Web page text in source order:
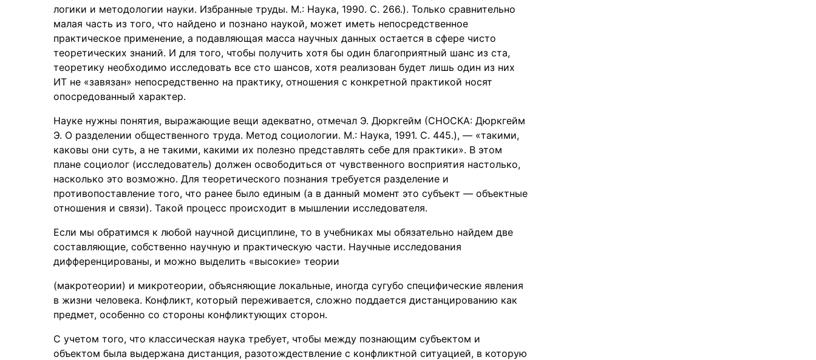
логики и методологии науки. Избранные труды. М.: Наука, 1990. С. 266.). Только сравнительно
малая часть из того, что найдено и познано наукой, может иметь непосредственное
практическое применение, а подавляющая масса научных данных остается в сфере чисто
теоретических знаний. И для того, чтобы получить хотя бы один благоприятный шанс из ста,
теоретику необходимо исследовать все сто шансов, хотя реализован будет лишь один из них
ИТ не «завязан» непосредственно на практику, отношения с конкретной практикой носят
опосредованный характер.
Науке нужны понятия, выражающие вещи адекватно, отмечал Э. Дюркгейм (СНОСКА: Дюркгейм
Э. О разделении общественного труда. Метод социологии. М.: Наука, 1991. С. 445.), — «такими,
каковы они суть, а не такими, какими их полезно представлять себе для практики». В этом
плане социолог (исследователь) должен освободиться от чувственного восприятия настолько,
насколько это возможно. Для теоретического познания требуется разделение и
противопоставление того, что ранее было единым (а в данный момент это субъект — объектные
отношения и связи). Такой процесс происходит в мышлении исследователя.
Если мы обратимся к любой научной дисциплине, то в учебниках мы обязательно найдем две
составляющие, собственно научную и практическую части. Научные исследования
дифференцированы, и можно выделить «высокие» теории
(макротеории) и микротеории, объясняющие локальные, иногда сугубо специфические явления
в жизни человека. Конфликт, который переживается, сложно поддается дистанцированию как
предмет, особенно со стороны конфликтующих сторон.
С учетом того, что классическая наука требует, чтобы между познающим субъектом и
объектом была выдержана дистанция, разотождествление с конфликтной ситуацией, в которую